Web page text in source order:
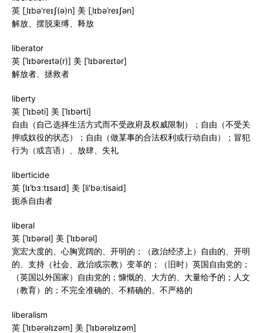
英 [ˌlɪbə'reɪʃ(ə)n] 美 [ˌlɪbəˈreɪʃən]
解放、摆脱束缚、释放
liberator
英 [ˈlɪbəreɪtə(r)] 美 [ˈlɪbəreɪtər]
解放者、拯救者
liberty
英 [ˈlɪbəti] 美 [ˈlɪbərti]
自由（自己选择生活方式而不受政府及权威限制）；自由（不受关
押或奴役的状态）；自由（做某事的合法权利或行动自由）；冒犯
行为（或言语）、放肆、失礼
liberticide
英 [lɪˈbɜːtɪsaɪd] 美 [li'bə:tisaid]
扼杀自由者
liberal
英 [ˈlɪbərəl] 美 [ˈlɪbərəl]
宽宏大度的、心胸宽阔的、开明的；（政治经济上）自由的、开明
的、支持（社会、政治或宗教）变革的；（旧时）英国自由党的；
（英国以外国家）自由党的；慷慨的、大方的、大量给予的；人文
（教育）的；不完全准确的、不精确的、不严格的
liberalism
英 [ˈlɪbərəlɪzəm] 美 [ˈlɪbərəlɪzəm]